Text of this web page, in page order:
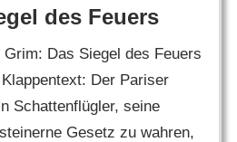
des Feuers
Das Siegel des Feuers
Der Pariser
Schattenflügler, seine
Gesetz zu wahren,